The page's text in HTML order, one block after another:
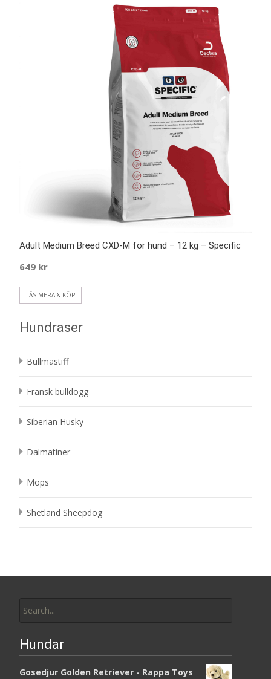
Adult Medium Breed CXD-M för hund – 12 kg – Specific
649 kr
LÄS MERA & KÖP
Hundraser
Bullmastiff
Fransk bulldogg
Siberian Husky
Dalmatiner
Mops
Shetland Sheepdog
for:
Hundar
Gosedjur Golden Retriever - Rappa Toys